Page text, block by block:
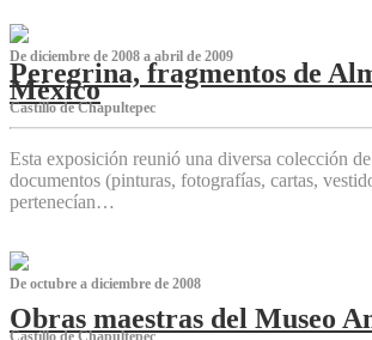
De diciembre de 2008 a abril de 2009
Peregrina, fragmentos de
México
Castillo de Chapultepec
Esta exposición reunió una diversa colección
documentos (pinturas, fotografías, cartas,
pertenecían…
De octubre a diciembre de 2008
Obras maestras del Museo
Castillo de Chapultepec